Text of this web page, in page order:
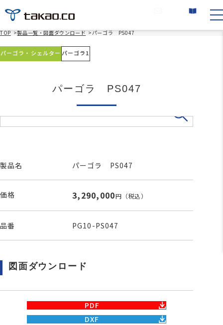
TOP >製品一覧・図面ダウンロード >パーゴラ PS047
パーゴラ・シェルター パーゴラ1
パーゴラ PS047
製品名 パーゴラ PS047
価格 3,290,000円 （税込）
品番 PG10-PS047
図面ダウンロード
PDF
DXF